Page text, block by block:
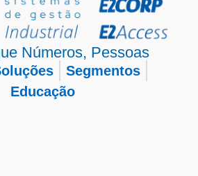
Números, Pessoas
Segmentos
Educação